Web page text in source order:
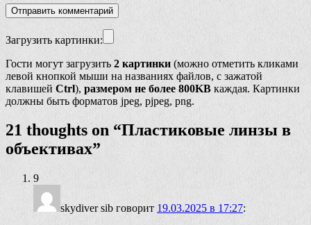
Загрузить картинки:
Гости могут загрузить 2 картинки (можно отметить кликами
левой кнопкой мыши на названиях файлов, с зажатой
клавишей Ctrl), размером не более 800KB каждая. Картинки
должны быть форматов jpeg, pjpeg, png.
21 thoughts on “Пластиковые линзы в
объективах”
9
skydiver sib говорит 19.03.2025 в 17:27: